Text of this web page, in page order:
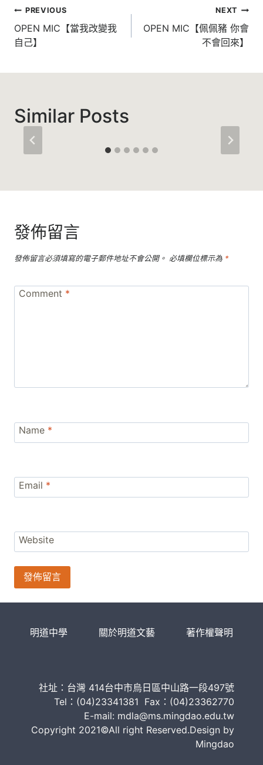
文
章
導
覽
PREVIOUS
OPEN MIC【當我改變我
自己】
NEXT
OPEN MIC【佩佩豬 你會
不會回來】
Similar Posts
發佈留言
發佈留言必須填寫的電子郵件地址不會公開。 必填欄位標示為 *
Comment *
Name *
Email *
Website
明道中學 關於明道文藝 著作權聲明
社址：台灣 414台中市烏日區中山路一段497號
Tel：(04)23341381 Fax：(04)23362770
E-mail: mdla@ms.mingdao.edu.tw
Copyright 2021©All right Reserved.Design by
Mingdao